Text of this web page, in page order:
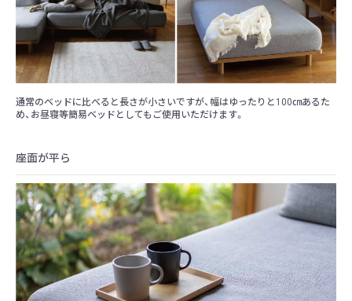
通常のベッドに比べると長さが小さいですが、幅はゆったりと100㎝あるた
め、お昼寝等簡易ベッドとしてもご使用いただけます。
座面が平ら